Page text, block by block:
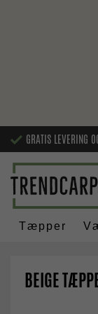
GRATIS LEVERING
Tæpper
BEIGE